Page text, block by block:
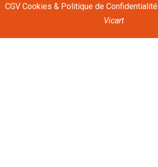
CGV Cookies & Politique de Confidentialité
Vicart